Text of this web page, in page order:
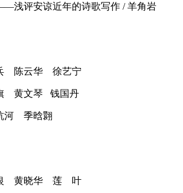
评安谅近年的诗歌写作 / 羊角岩
云华 徐艺宁
黄文琴 钱国丹
河 季晗翾
黄晓华 莲 叶